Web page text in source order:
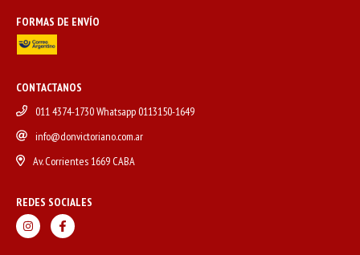
FORMAS DE ENVÍO
CONTACTANOS
011 4374-1730 Whatsapp 0113150-1649
info@donvictoriano.com.ar
Av. Corrientes 1669 CABA
REDES SOCIALES